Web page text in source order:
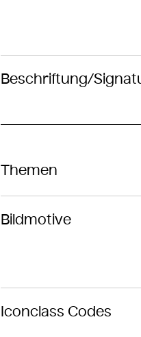
Beschriftung/
Themen
Bildmotive
Iconclass Codes